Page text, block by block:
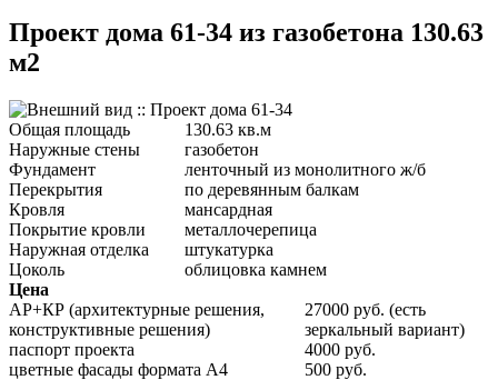
Проект дома 61-34 из газобетона 130.63
м2
Общая площадь
130.63 кв.м
Наружные стены
газобетон
Фундамент
ленточный из монолитного ж/б
Перекрытия
по деревянным балкам
Кровля
мансардная
Покрытие кровли
металлочерепица
Наружная отделка
штукатурка
Цоколь
облицовка камнем
Цена
АР+КР (архитектурные решения,
конструктивные решения)
27000 руб. (есть
зеркальный вариант)
паспорт проекта
4000 руб.
цветные фасады формата А4
500 руб.